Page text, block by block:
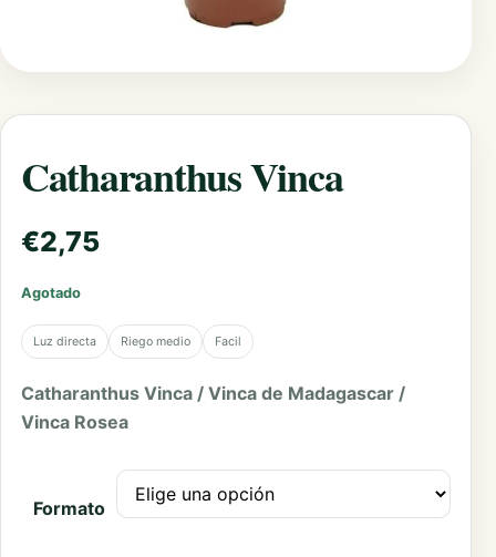
Catharanthus Vinca
€2,75
Agotado
Luz directa Riego medio Facil
Catharanthus Vinca / Vinca de Madagascar /
Vinca Rosea
Formato